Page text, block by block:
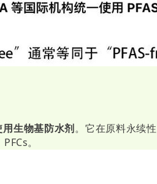
用生物基防水剂。它在原料永续
PFCs。